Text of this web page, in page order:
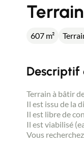
607 m²
Descriptif
Terrain à bâtir
Il est issu de la
Il est libre de
Il est viabilisé
Vous